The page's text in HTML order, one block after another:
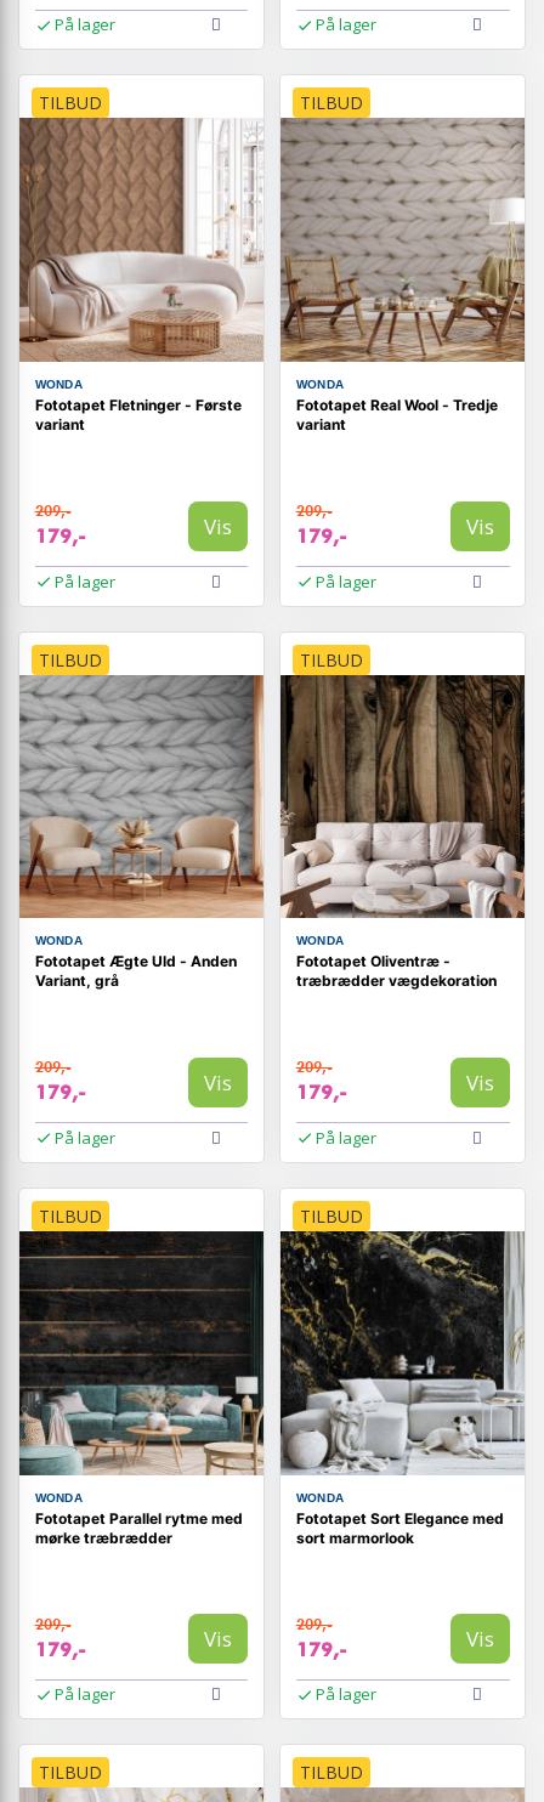
På lager På lager
TILBUD
WONDA
Fototapet Fletninger - Første
variant
209,-
179,- Vis
På lager
TILBUD
WONDA
Fototapet Real Wool - Tredje
variant
209,-
179,- Vis
På lager
TILBUD
WONDA
Fototapet Ægte Uld - Anden
Variant, grå
209,-
179,- Vis
På lager
TILBUD
WONDA
Fototapet Oliventræ -
træbrædder vægdekoration
209,-
179,- Vis
På lager
TILBUD
WONDA
Fototapet Parallel rytme med
mørke træbrædder
209,-
179,- Vis
På lager
TILBUD
WONDA
Fototapet Sort Elegance med
sort marmorlook
209,-
179,- Vis
På lager
TILBUD TILBUD